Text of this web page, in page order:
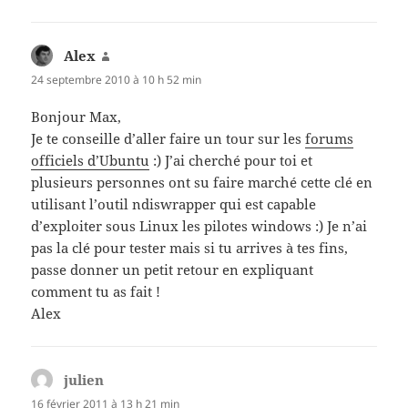
Alex
24 septembre 2010 à 10 h 52 min
Bonjour Max,
Je te conseille d’aller faire un tour sur lesforums
officiels d’Ubuntu :) J’ai cherché pour toi et
plusieurs personnes ont su faire marché cette clé en
utilisant l’outil ndiswrapper qui est capable
d’exploiter sous Linux les pilotes windows :) Je n’ai
pas la clé pour tester mais si tu arrives à tes fins,
passe donner un petit retour en expliquant
comment tu as fait !
Alex
julien
16 février 2011 à 13 h 21 min